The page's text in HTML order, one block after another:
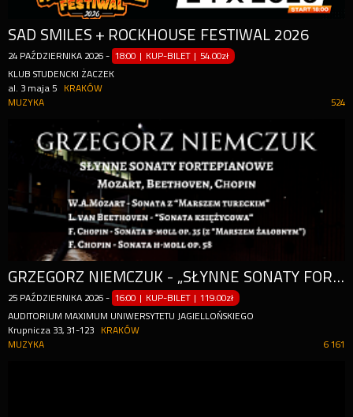
SAD SMILES + ROCKHOUSE FESTIWAL 2026
24 PAŹDZIERNIKA 2026 - 18:00 | KUP-BILET | 54.00zł
KLUB STUDENCKI ŻACZEK
al. 3 maja 5
KRAKÓW
524
MUZYKA
GRZEGORZ NIEMCZUK - „SŁYNNE SONATY FORTEPIANOWE – MUZYKA I SŁOWO” | SZCZECIN
25 PAŹDZIERNIKA 2026 - 16:00 | KUP-BILET |119.00zł
AUDITORIUM MAXIMUM UNIWERSYTETU JAGIELLOŃSKIEGO
Krupnicza 33, 31-123
KRAKÓW
6 161
MUZYKA